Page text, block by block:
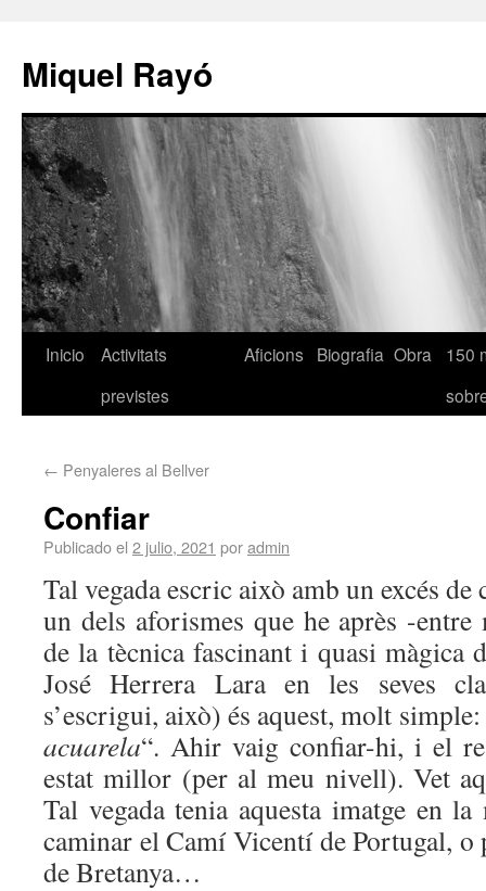
Miquel Rayó
Inicio
Activitats
previstes
Aficions Biografia Obra
150
← Penyaleres al Bellver
Confiar
Publicado el 2 julio, 2021 poradmin
Tal vegada escric això amb un excés
un dels aforismes que he après -entre
de la tècnica fascinant i quasi màgica
José Herrera Lara en les seves
s’escrigui, això) és aquest, molt simple:
acuarela“. Ahir vaig confiar-hi, i el
estat millor (per al meu nivell). Vet
Tal vegada tenia aquesta imatge en
caminar el Camí Vicentí de Portugal, o
de Bretanya…